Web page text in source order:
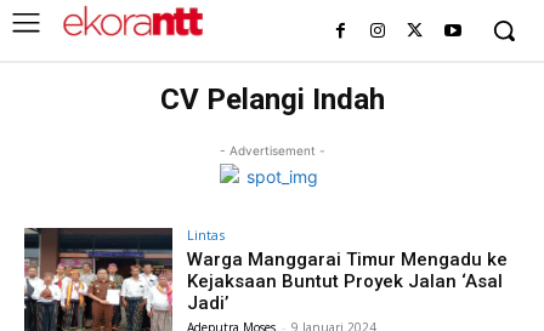
CV Pelangi Indah
- Advertisement -
Lintas
Warga Manggarai Timur Mengadu ke
Kejaksaan Buntut Proyek Jalan ‘Asal
Jadi’
Adeputra Moses - 9 Januari 2024